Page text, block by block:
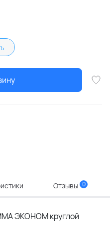
Отзывы 0
ЭКОНОМ круглой